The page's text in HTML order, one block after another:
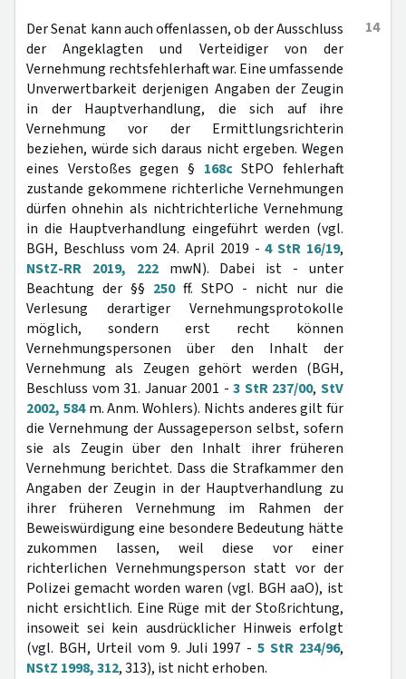
14
Der Senat kann auch offenlassen, ob der Ausschluss
der Angeklagten und Verteidiger von der
Vernehmung rechtsfehlerhaft war. Eine umfassende
Unverwertbarkeit derjenigen Angaben der Zeugin
in der Hauptverhandlung, die sich auf ihre
Vernehmung vor der Ermittlungsrichterin
beziehen, würde sich daraus nicht ergeben. Wegen
eines Verstoßes gegen § 168cStPO fehlerhaft
zustande gekommene richterliche Vernehmungen
dürfen ohnehin als nichtrichterliche Vernehmung
in die Hauptverhandlung eingeführt werden (vgl.
BGH, Beschluss vom 24. April 2019 -4 StR 16/19,
NStZ-RR 2019, 222mwN). Dabei ist - unter
Beachtung der §§ 250ff. StPO - nicht nur die
Verlesung derartiger Vernehmungsprotokolle
möglich, sondern erst recht können
Vernehmungspersonen über den Inhalt der
Vernehmung als Zeugen gehört werden (BGH,
Beschluss vom 31. Januar 2001 -3 StR 237/00,StV
2002, 584m. Anm. Wohlers). Nichts anderes gilt für
die Vernehmung der Aussageperson selbst, sofern
sie als Zeugin über den Inhalt ihrer früheren
Vernehmung berichtet. Dass die Strafkammer den
Angaben der Zeugin in der Hauptverhandlung zu
ihrer früheren Vernehmung im Rahmen der
Beweiswürdigung eine besondere Bedeutung hätte
zukommen lassen, weil diese vor einer
richterlichen Vernehmungsperson statt vor der
Polizei gemacht worden waren (vgl. BGH aaO), ist
nicht ersichtlich. Eine Rüge mit der Stoßrichtung,
insoweit sei kein ausdrücklicher Hinweis erfolgt
(vgl. BGH, Urteil vom 9. Juli 1997 -5 StR 234/96,
NStZ 1998, 312, 313), ist nicht erhoben.